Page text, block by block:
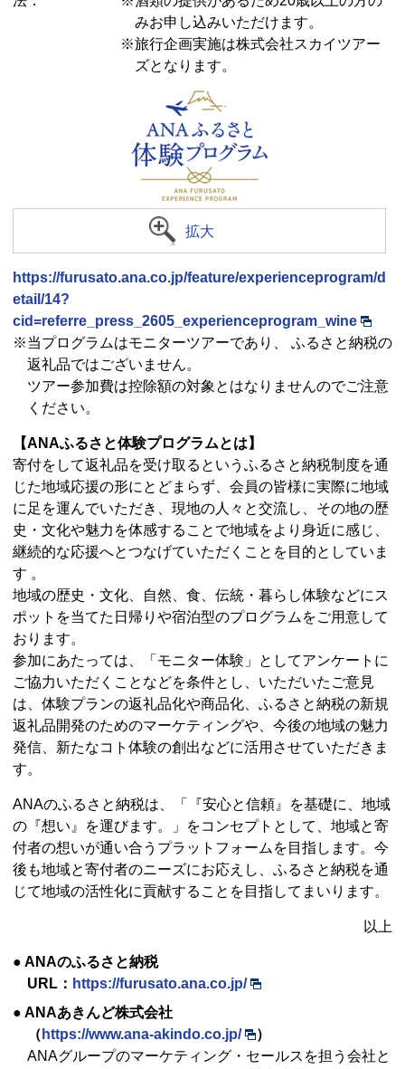
みお申し込みいただけます。
※旅行企画実施は株式会社スカイツアー
ズとなります。
拡大
https://furusato.ana.co.jp/feature/experienceprogram/d
etail/14?
cid=referre_press_2605_experienceprogram_wine
※当プログラムはモニターツアーであり、 ふるさと納税の
返礼品ではございません。
ツアー参加費は控除額の対象とはなりませんのでご注意
ください。
【ANAふるさと体験プログラムとは】
寄付をして返礼品を受け取るというふるさと納税制度を通
じた地域応援の形にとどまらず、会員の皆様に実際に地域
に足を運んでいただき、現地の人々と交流し、その地の歴
史・文化や魅力を体感することで地域をより身近に感じ、
継続的な応援へとつなげていただくことを目的としていま
す 。
地域の歴史・文化、自然、食、伝統・暮らし体験などにス
ポットを当てた日帰りや宿泊型のプログラムをご用意して
おります。
参加にあたっては、「モニター体験」としてアンケートに
ご協力いただくことなどを条件とし、いただいたご意見
は、体験プランの返礼品化や商品化、ふるさと納税の新規
返礼品開発のためのマーケティングや、今後の地域の魅力
発信、新たなコト体験の創出などに活用させていただきま
す。
ANAのふるさと納税は、「『安心と信頼』を基礎に、地域
の『想い』を運びます。」をコンセプトとして、地域と寄
付者の想いが通い合うプラットフォームを目指します。今
後も地域と寄付者のニーズにお応えし、ふるさと納税を通
じて地域の活性化に貢献することを目指してまいります。
以上
● ANAのふるさと納税
URL： https://furusato.ana.co.jp/
● ANAあきんど株式会社
（ https://www.ana-akindo.co.jp/
）
ANAグループのマーケティング・セールスを担う会社と